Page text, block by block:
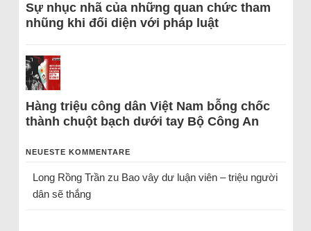
Sự nhục nhã của những quan chức tham
nhũng khi đối diện với pháp luật
Hàng triệu công dân Việt Nam bỗng chốc
thành chuột bạch dưới tay Bộ Công An
NEUESTE KOMMENTARE
Long Rồng Trầnzu Bao vây dư luận viên – triệu người
dân sẽ thắng